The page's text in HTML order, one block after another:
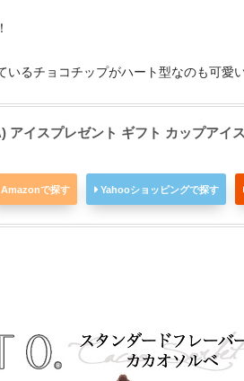
るチョコチップがハート型なのも可愛い
アイスプレゼント ギフト カップアイ
Amazonで探す Yahooショッピングで探す